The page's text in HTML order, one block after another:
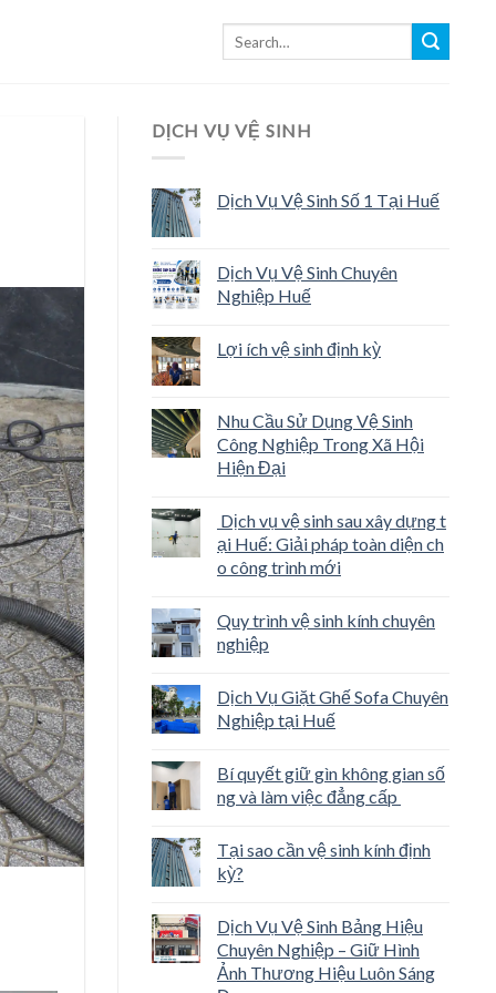
DỊCH VỤ VỆ SINH
Dịch Vụ Vệ Sinh Số 1 Tại Huế
Dịch Vụ Vệ Sinh Chuyên
Nghiệp Huế
Lợi ích vệ sinh định kỳ
Nhu Cầu Sử Dụng Vệ Sinh
Công Nghiệp Trong Xã Hội
Hiện Đại
Dịch vụ vệ sinh sau xây dựng t
ại Huế: Giải pháp toàn diện ch
o công trình mới
Quy trình vệ sinh kính chuyên
nghiệp
Dịch Vụ Giặt Ghế Sofa Chuyên
Nghiệp tại Huế
Bí quyết giữ gìn không gian số
ng và làm việc đẳng cấp
Tại sao cần vệ sinh kính định
kỳ?
Dịch Vụ Vệ Sinh Bảng Hiệu
Chuyên Nghiệp – Giữ Hình
Ảnh Thương Hiệu Luôn Sáng